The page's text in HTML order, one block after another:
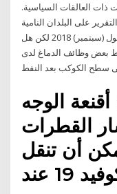
ذات العالقات السياسية.
على البلدان النامية
المستوردة للنفط في منطقة الشرق األ 6 أيلول (سبتمبر) 2018 لكن هل
بعض وظائف الدماغ لدى
الوجه
القطرات
أن تنقل
عند